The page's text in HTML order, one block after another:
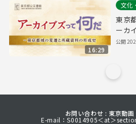
16:29
文化
東京
ーカ
域の
公開
お問い合わせ : 東京動画
E-mail：S0014905＜at＞